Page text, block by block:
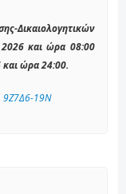
Δικαιολογητικών
2026 και ώρα 08:00
ώρα 24:00.
9Ζ7Δ6-19Ν